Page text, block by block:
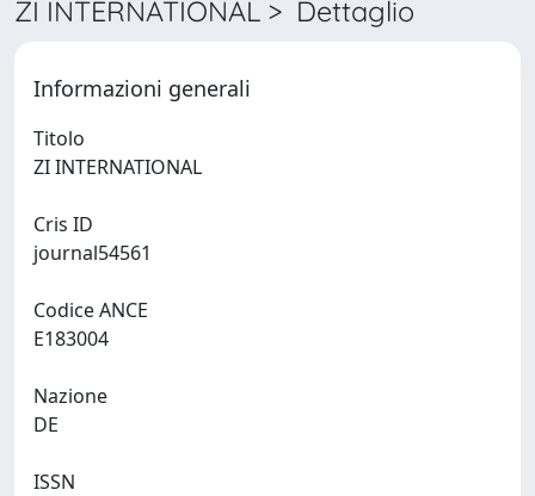
ZI INTERNATIONAL > Dettaglio
Informazioni generali
Titolo
Cris ID
Codice ANCE
Nazione
ISSN